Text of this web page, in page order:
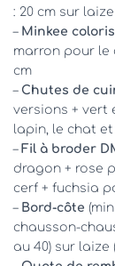
: 20 cm sur laize
– Minkee
marron pour le
cm
– Chutes de
versions + vert
lapin, le chat
– Fil à broder
dragon + rose
cerf + fuchsia
– Bord-côte
chausson-
au 40) sur laize